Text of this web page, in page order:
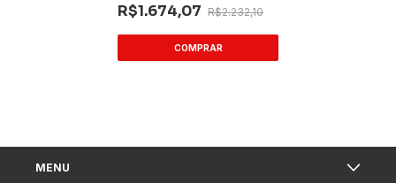
R$1.674,07 R$2.232,10
MENU